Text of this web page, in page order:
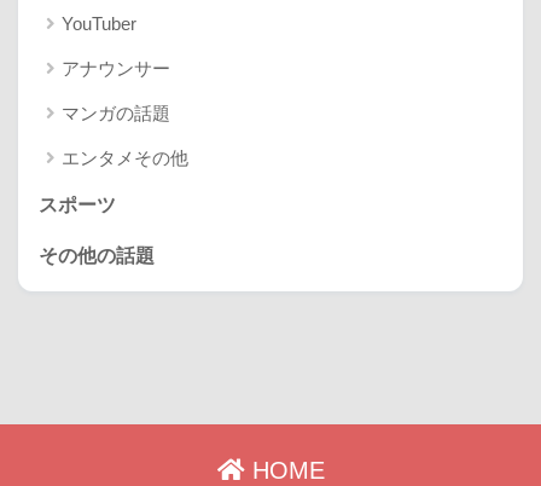
YouTuber
アナウンサー
マンガの話題
エンタメその他
スポーツ
その他の話題
HOME